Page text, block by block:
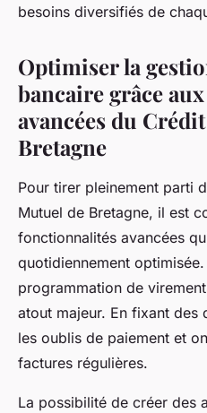
besoins diversifiés de
Optimiser la
bancaire grâce
avancées du
Bretagne
Pour tirer pleinement parti
Mutuel de Bretagne, il est
fonctionnalités avancées
quotidiennement
programmation de
atout majeur. En fixant des
les oublis de paiement et
factures régulières.
La possibilité de créer des